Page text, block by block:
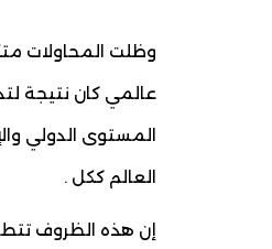
وظلت المحاولات
عالمي كان نتيجة
المستوى الدولي
العالم ككل .
إن هذه الظروف